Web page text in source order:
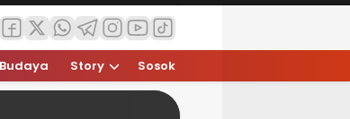
Budaya Story Sosok